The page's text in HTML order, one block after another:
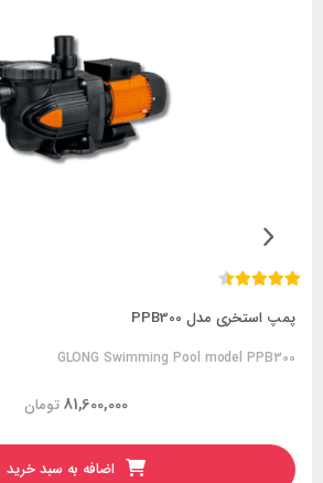
پمپ استخری مدل PPB300
GLONG Swimming Pool model PPB300
تومان 81,600,000
اضافه به سبد خرید